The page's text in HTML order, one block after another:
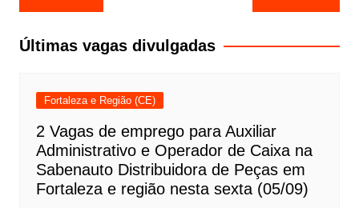
de
Post
Últimas vagas divulgadas
Fortaleza e Região (CE)
2 Vagas de emprego para Auxiliar
Administrativo e Operador de Caixa na
Sabenauto Distribuidora de Peças em
Fortaleza e região nesta sexta (05/09)